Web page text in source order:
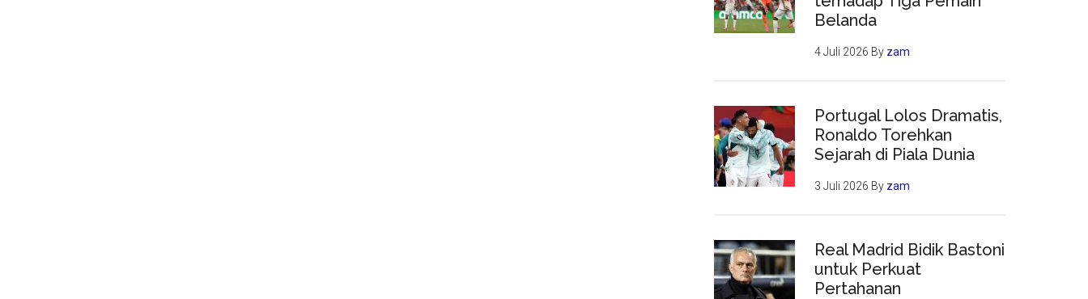
Belanda
4 Juli 2026 By zam
Portugal Lolos Dramatis,
Ronaldo Torehkan
Sejarah di Piala Dunia
3 Juli 2026 By zam
Real Madrid Bidik Bastoni
untuk Perkuat
Pertahanan